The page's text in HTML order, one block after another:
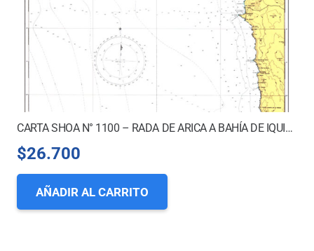
CARTA SHOA N° 1100 – RADA DE ARICA A BAHÍA DE IQUIQUE
$26.700
AÑADIR AL CARRITO